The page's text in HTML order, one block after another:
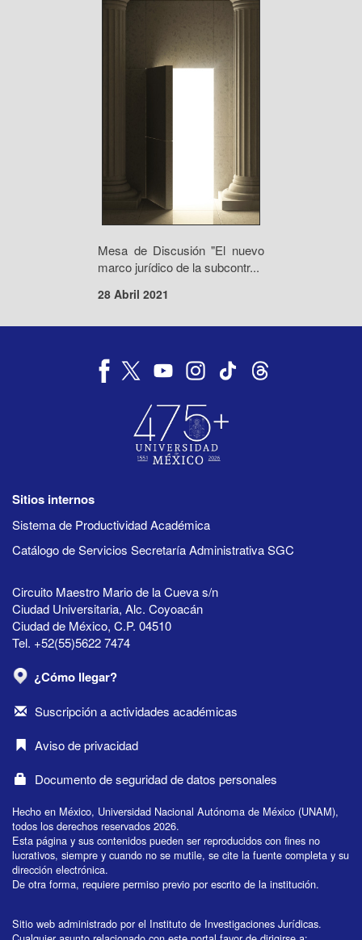
Mesa de Discusión "El nuevo
marco jurídico de la subcontr...
28 Abril 2021
Sitios internos
Sistema de Productividad Académica
Catálogo de Servicios Secretaría Administrativa SGC
Circuito Maestro Mario de la Cueva s/n
Ciudad Universitaria, Alc. Coyoacán
Ciudad de México, C.P. 04510
Tel. +52(55)5622 7474
¿Cómo llegar?
Suscripción a actividades académicas
Aviso de privacidad
Documento de seguridad de datos personales
Hecho en México, Universidad Nacional Autónoma de México (UNAM),
todos los derechos reservados 2026.
Esta página y sus contenidos pueden ser reproducidos con fines no
lucrativos, siempre y cuando no se mutile, se cite la fuente completa y su
dirección electrónica.
De otra forma, requiere permiso previo por escrito de la institución.
Sitio web administrado por el Instituto de Investigaciones Jurídicas.